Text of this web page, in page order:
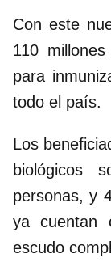
Con este
110
para
todo el país.
Los
biológicos
personas, y
ya cuentan
escudo